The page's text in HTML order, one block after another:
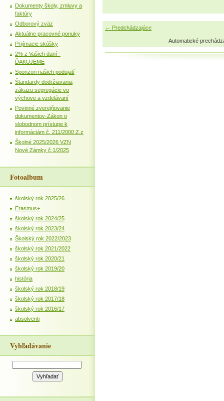
← Predchádzajúce
Automatické
Dokumenty školy, zmluvy a
faktúry
Odborový zväz
Aktuálne pracovné ponuky
Prijímacie skúšky
2% z Vašich daní -
ĎAKUJEME
Sponzori našich podujatí
Štandardy dodržiavania
zákazu segregácie vo
výchove a vzdelávaní
Povinné zverejňovanie
dokumentov-Zákon o
slobodnom prístupe k
informáciám č. 211/2000 Z.z
Školné 2025/2026 VZN
Nové Zámky č.1/2025
Fotoalbum
školský rok 2025/26
Erasmus+
školský rok 2024/25
školský rok 2023/24
Školský rok 2022/2023
školský rok 2021/2022
školský rok 2020/21
školský rok 2019/20
história
školský rok 2018/19
školský rok 2017/18
školský rok 2016/17
absolventi
Vyhľadávanie